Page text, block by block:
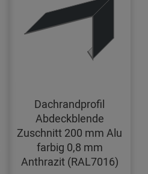
Dachrandprofil
Abdeckblende
Zuschnitt 200 mm Alu
farbig 0,8 mm
Anthrazit (RAL7016)